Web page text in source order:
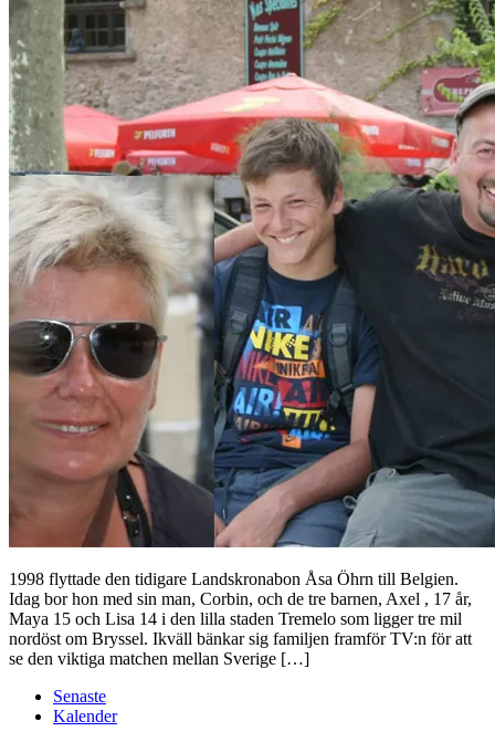
1998 flyttade den tidigare Landskronabon Åsa Öhrn till Belgien.
Idag bor hon med sin man, Corbin, och de tre barnen, Axel , 17 år,
Maya 15 och Lisa 14 i den lilla staden Tremelo som ligger tre mil
nordöst om Bryssel. Ikväll bänkar sig familjen framför TV:n för att
se den viktiga matchen mellan Sverige […]
Senaste
Kalender